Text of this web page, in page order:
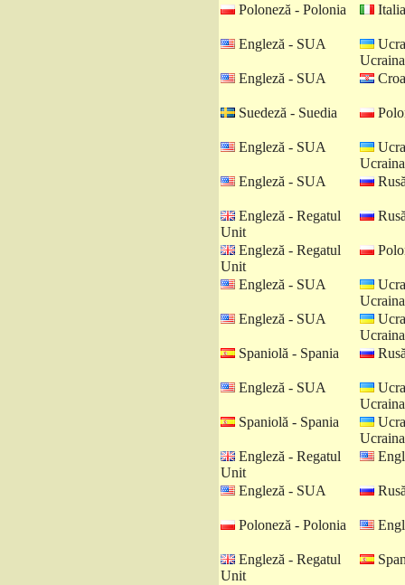
Poloneză - Polonia
Engleză - SUA
Ucraina
Engleză - SUA
Suedeză - Suedia
Engleză - SUA
Ucraina
Engleză - SUA
Engleză - Regatul
Unit
Engleză - Regatul
Unit
Engleză - SUA
Ucraina
Engleză - SUA
Ucraina
Spaniolă - Spania
Engleză - SUA
Ucraina
Spaniolă - Spania
Ucraina
Engleză - Regatul
Unit
Engleză - SUA
Poloneză - Polonia
Engleză - Regatul
Unit